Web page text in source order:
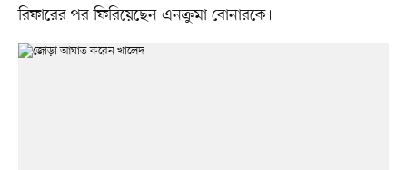
রিফারের পর ফিরিয়েছেন এনক্রুমা বোনারকে।